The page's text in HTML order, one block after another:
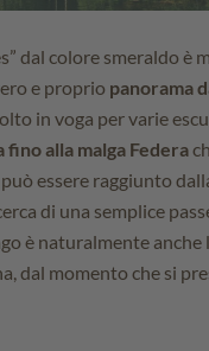
dal colore smeraldo
e proprio panorama
in voga per varie
fino alla malga Federa
essere raggiunto
di una semplice
è naturalmente
dal momento che si